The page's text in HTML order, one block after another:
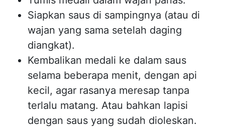
Siapkan saus di sampingnya (atau di
wajan yang sama setelah daging
diangkat).
Kembalikan medali ke dalam saus
selama beberapa menit, dengan api
kecil, agar rasanya meresap tanpa
terlalu matang. Atau bahkan lapisi
dengan saus yang sudah dioleskan.